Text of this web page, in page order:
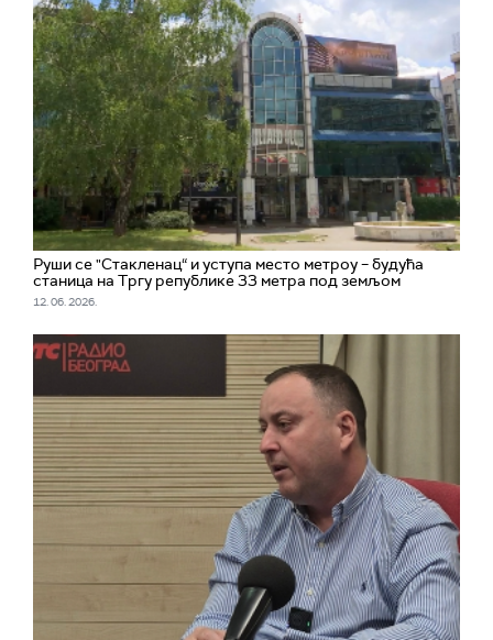
Руши се "Стакленац“ и уступа место метроу – будућа
станица на Тргу републике 33 метра под земљом
12. 06. 2026.